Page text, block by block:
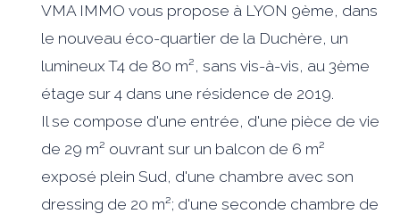
VMA IMMO vous propose à LYON 9ème, dans
le nouveau éco-quartier de la Duchère, un
lumineux T4 de 80 m², sans vis-à-vis, au 3ème
étage sur 4 dans une résidence de 2019.
Il se compose d'une entrée, d'une pièce de vie
de 29 m² ouvrant sur un balcon de 6 m²
exposé plein Sud, d'une chambre avec son
dressing de 20 m²; d'une seconde chambre de